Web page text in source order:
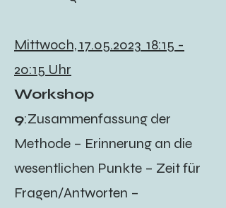
Mittwoch,17.05.2023 18:15 -
20:15 Uhr
Workshop
9:Zusammenfassung der
Methode – Erinnerung an die
wesentlichen Punkte – Zeit für
Fragen/Antworten –